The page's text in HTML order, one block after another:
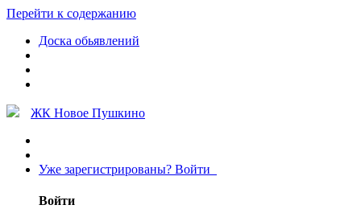
Перейти к содержанию
Доска обьявлений
ЖК Новое Пушкино
Уже зарегистрированы? Войти
Войти